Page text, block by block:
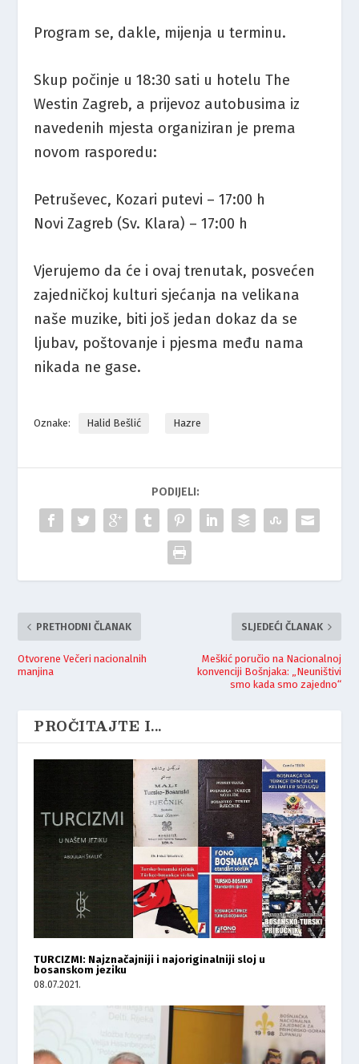
Program se, dakle, mijenja u terminu.
Skup počinje u 18:30 sati u hotelu The
Westin Zagreb, a prijevoz autobusima iz
navedenih mjesta organiziran je prema
novom rasporedu:
Petruševec, Kozari putevi – 17:00 h
Novi Zagreb (Sv. Klara) – 17:00 h
Vjerujemo da će i ovaj trenutak, posvećen
zajedničkoj kulturi sjećanja na velikana
naše muzike, biti još jedan dokaz da se
ljubav, poštovanje i pjesma među nama
nikada ne gase.
Oznake: Halid Bešlić Hazre
PODIJELI:
PRETHODNI ČLANAK
Otvorene Večeri nacionalnih
manjina
SLJEDEĆI ČLANAK
Meškić poručio na Nacionalnoj
konvenciji Bošnjaka: „Neuništivi
smo kada smo zajedno“
PROČITAJTE I...
TURCIZMI: Najznačajniji i najoriginalniji sloj u
bosanskom jeziku
08.07.2021.